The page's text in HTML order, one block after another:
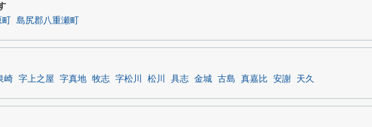
島尻郡八重瀬町
崎 字上之屋 字真地 牧志 字松川 松川 具志 金城 古島 真嘉比 安謝 天久